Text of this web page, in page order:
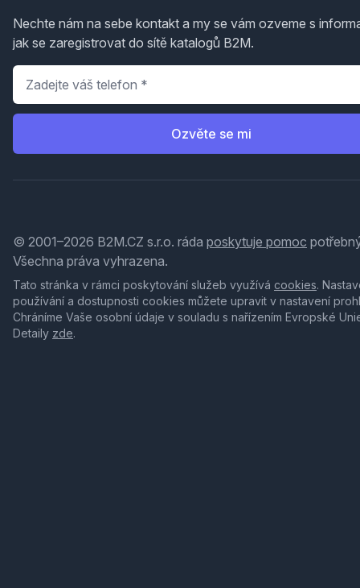
Nechte nám na sebe kontakt a my se vám ozveme s
jak se zaregistrovat do sítě katalogů B2M.
Telefon
Ozvěte se mi
© 2001–2026 B2M.CZ s.r.o. ráda poskytuje pomoc
Všechna práva vyhrazena.
Tato stránka v rámci poskytování služeb využívá cookies.
používání a dostupnosti cookies můžete upravit v nastavení
Chráníme Vaše osobní údaje v souladu s nařízením Evropské
Detaily zde.